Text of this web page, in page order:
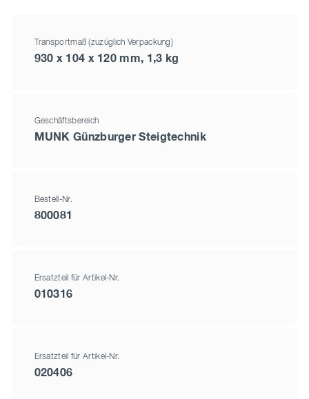
Transportmaß (zuzüglich Verpackung)
930 x 104 x 120 mm, 1,3 kg
Geschäftsbereich
MUNK Günzburger Steigtechnik
Bestell-Nr.
800081
Ersatzteil für Artikel-Nr.
010316
Ersatzteil für Artikel-Nr.
020406